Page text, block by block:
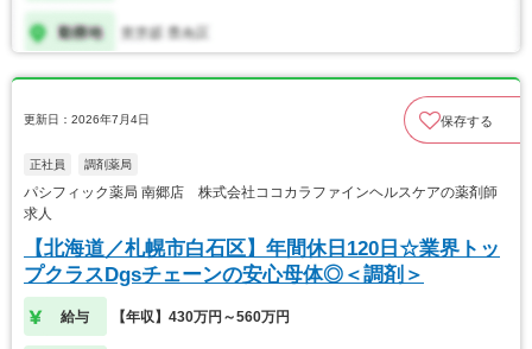
更新日：2026年7月4日 保存する
正社員 調剤薬局
パシフィック薬局 南郷店 株式会社ココカラファインヘルスケアの薬剤師
求人
【北海道／札幌市白石区】年間休日120日☆業界トッ
プクラスDgsチェーンの安心母体◎＜調剤＞
給与 【年収】430万円～560万円